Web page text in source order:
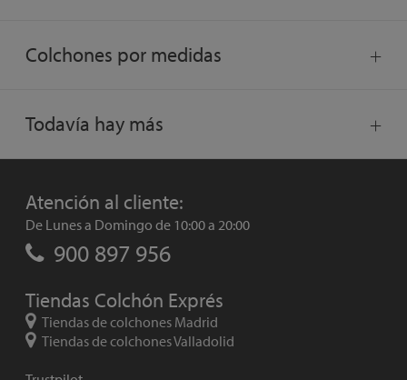
Colchones por medidas
Todavía hay más
Atención al cliente:
De Lunes a Domingo de 10:00 a 20:00
900 897 956
Tiendas Colchón Exprés
Tiendas de colchones Madrid
Tiendas de colchones Valladolid